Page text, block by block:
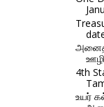
4th
உயர்